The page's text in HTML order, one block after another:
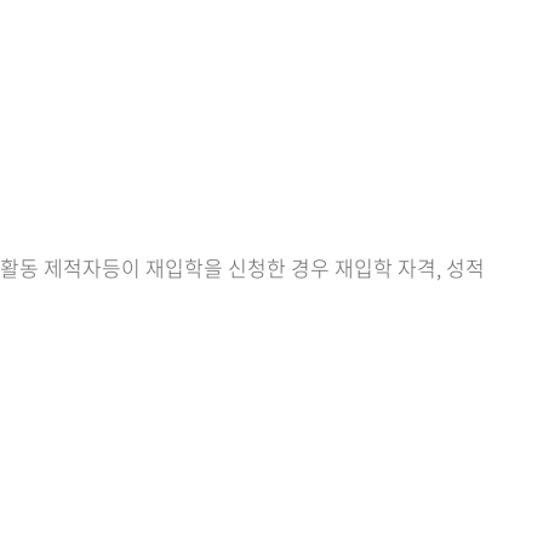
동 제적자등이 재입학을 신청한 경우 재입학 자격, 성적